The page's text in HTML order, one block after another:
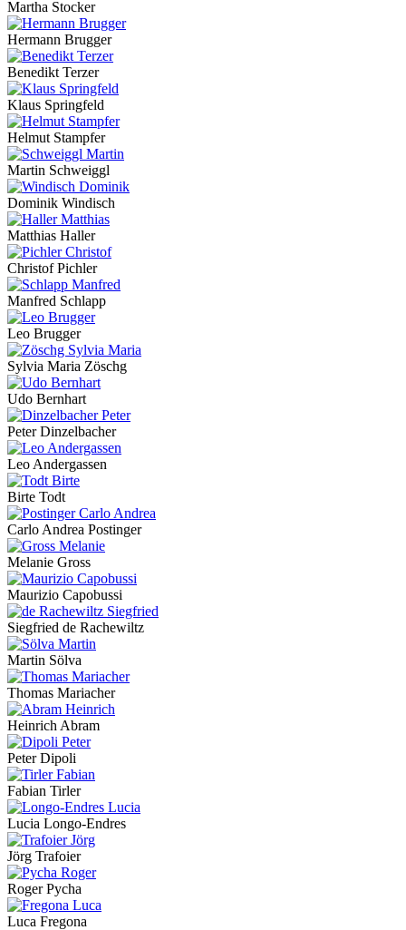
Martha Stocker
Hermann Brugger
Benedikt Terzer
Klaus Springfeld
Helmut Stampfer
Martin Schweiggl
Dominik Windisch
Matthias Haller
Christof Pichler
Manfred Schlapp
Leo Brugger
Sylvia Maria Zöschg
Udo Bernhart
Peter Dinzelbacher
Leo Andergassen
Birte Todt
Carlo Andrea Postinger
Melanie Gross
Maurizio Capobussi
Siegfried de Rachewiltz
Martin Sölva
Thomas Mariacher
Heinrich Abram
Peter Dipoli
Fabian Tirler
Lucia Longo-Endres
Jörg Trafoier
Roger Pycha
Luca Fregona